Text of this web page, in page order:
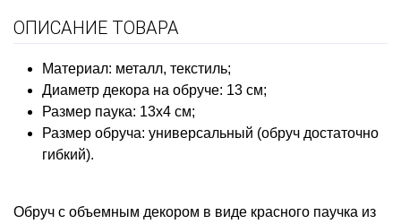
ОПИСАНИЕ ТОВАРА
Материал: металл, текстиль;
Диаметр декора на обруче: 13 см;
Размер паука: 13х4 см;
Размер обруча: универсальный (обруч достаточно
гибкий).
Обруч с объемным декором в виде красного паучка из